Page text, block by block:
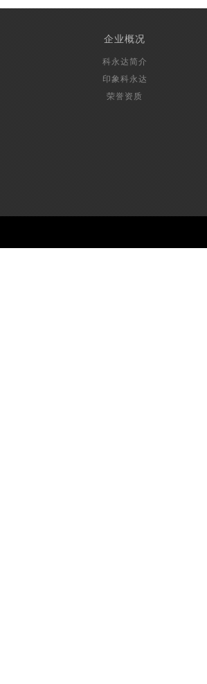
企业概况
科永达简介
印象科永达
荣誉资质